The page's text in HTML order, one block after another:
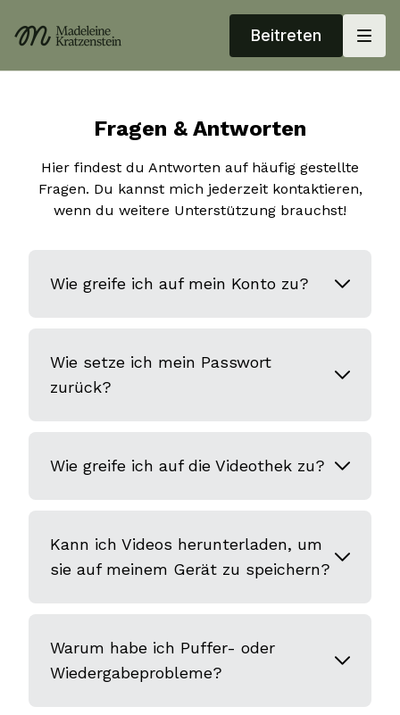
Beitreten
Fragen & Antworten
Hier findest du Antworten auf häufig gestellte
Fragen. Du kannst mich jederzeit kontaktieren,
wenn du weitere Unterstützung brauchst!
Wie greife ich auf mein Konto zu?
Wie setze ich mein Passwort
zurück?
Wie greife ich auf die Videothek zu?
Kann ich Videos herunterladen, um
sie auf meinem Gerät zu speichern?
Warum habe ich Puffer- oder
Wiedergabeprobleme?